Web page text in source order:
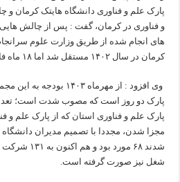
پارک علم و فناوری دانشگاه هایتک کرمان و
و فناوری در کرمان، گفت : پس از چالش هایی
های انجام شده از طریق وزارت علوم
کرمان در سال ۱۴۰۲ مستقل شد اما ۱۸ ماه فاقد بودجه بود.
وی افزود : از مهرماه
پارک دو روز است که مصوب شدت است؛
پارک علم و فناوری استان که از پارک علم و
مجزا شدن، مجددا با تصمیم مدیران
شغل نیز صورت گرفته است.